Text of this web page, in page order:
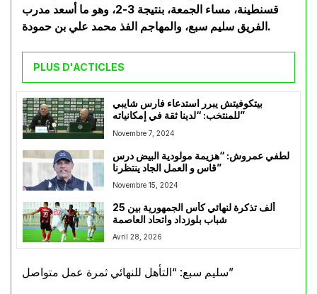
قسنطينة، مساء الجمعة، بنتيجة 3-2، وهو ما أسعد مدرب
الفريق سليم سبع، والمهاجم الفذ محمد علي بن حمودة.
PLUS D'ACTICLES
بيتكوفيتش يبرر استدعاء فارس شايبي
للمنتخب: “لدينا ثقة في إمكانياته”
Novembre 7, 2024
لطفي عمروش: “هزيمة مولودية البيض درس
قاس و العمل الجاد ينتظرنا”
Novembre 15, 2024
25 ألف تذكرة لنهائي كأس الجمهورية بين
شباب بلوزداد واتحاد العاصمة
Avril 28, 2026
سليم سبع: “التأهل للنهائي ثمرة عمل متواصل”